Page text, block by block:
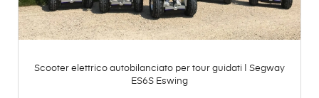
Scooter elettrico autobilanciato per tour guidati | Segway
ES6S Eswing